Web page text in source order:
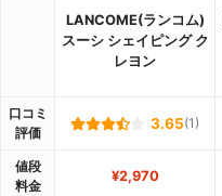
LANCOME(ランコム)
スーシ シェイピング ク
レヨン
口コミ
評価
3.65(1)
値段
料金
¥2,970